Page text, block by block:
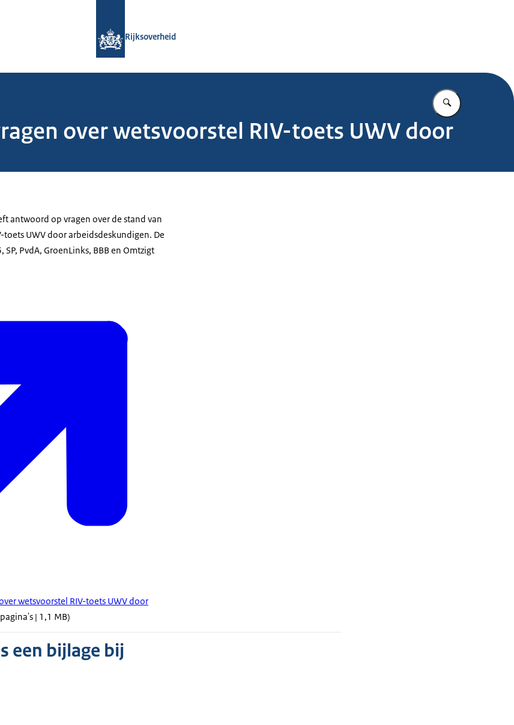
Rijksoverheid
Vul in wat u
over wetsvoorstel RIV-toets UWV door
antwoord op vragen over de stand van
toets UWV door arbeidsdeskundigen. De
PvdA, GroenLinks, BBB en Omtzigt
wetsvoorstel RIV-toets UWV door
| 1,1 MB)
een bijlage bij